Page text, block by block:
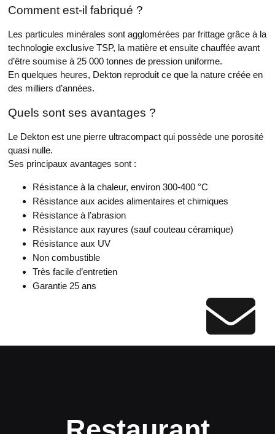
Comment est-il fabriqué ?
Les particules minérales sont agglomérées par frittage grâce à la
technologie exclusive TSP, la matière et ensuite chauffée avant
d’être soumise à 25 000 tonnes de pression uniforme.
En quelques heures, Dekton reproduit ce que la nature créée en
des milliers d’années.
Quels sont ses avantages ?
Le Dekton est une pierre ultracompact qui possède une porosité
quasi nulle.
Ses principaux avantages sont :
Résistance à la chaleur, environ 300-400 °C
Résistance aux acides alimentaires et chimiques
Résistance à l’abrasion
Résistance aux rayures (sauf couteau céramique)
Résistance aux UV
Non combustible
Très facile d’entretien
Garantie 25 ans